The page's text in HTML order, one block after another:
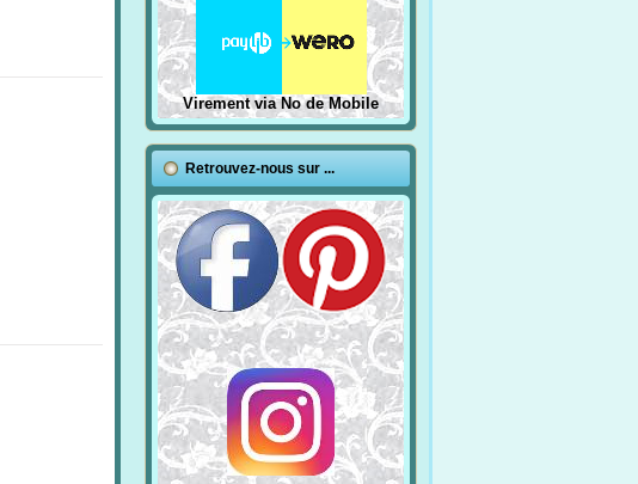
Virement via No de Mobile
Retrouvez-nous sur ...